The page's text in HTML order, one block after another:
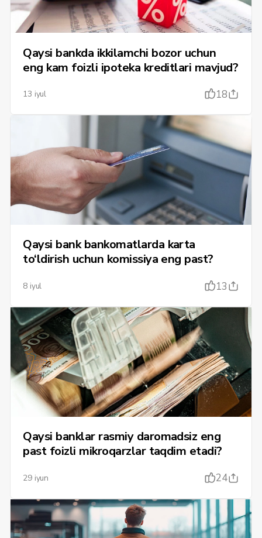
Qaysi bankda ikkilamchi bozor uchun
eng kam foizli ipoteka kreditlari mavjud?
13 iyul 18
Qaysi bank bankomatlarda karta
to‘ldirish uchun komissiya eng past?
8 iyul 13
Qaysi banklar rasmiy daromadsiz eng
past foizli mikroqarzlar taqdim etadi?
29 iyun 24